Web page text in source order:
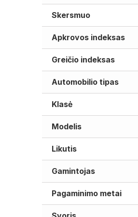
Skersmuo
Apkrovos indeksas
Greičio indeksas
Automobilio tipas
Klasė
Modelis
Likutis
Gamintojas
Pagaminimo metai